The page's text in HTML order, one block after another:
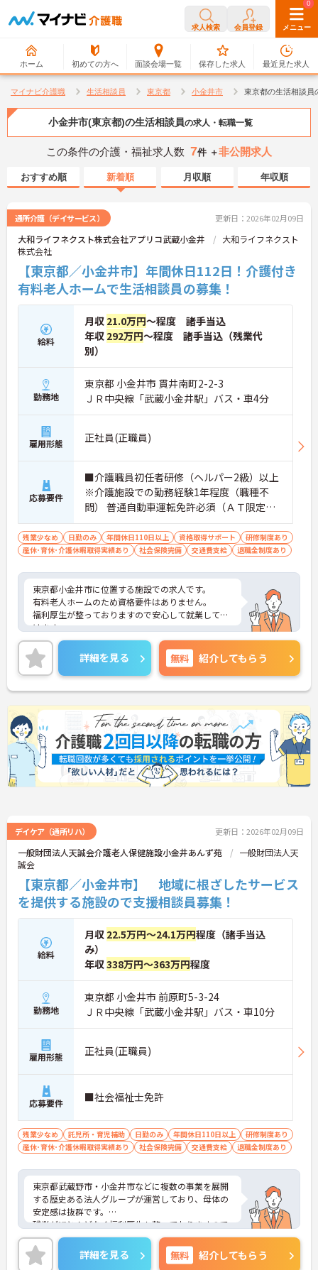
求人検索 会員登録 メニュー
ホーム 初めての方へ 面談会場一覧
0
保存した求人
0
最近見た求人
マイナビ介護職 生活相談員 東京都 小金井市 東京都の生活相談員
小金井市(東京都)の生活相談員の求人・転職一覧
この条件の介護・福祉求人数 7件 ＋非公開求人
おすすめ順 新着順 月収順 年収順
通所介護（デイサービス） 更新日：2026年02月09日
大和ライフネクスト株式会社アプリコ武蔵小金井
大和ライフネクスト
株式会社
【東京都／小金井市】年間休日112日！介護付き
有料老人ホームで生活相談員の募集！
給料
月収 21.0万円～程度 諸手当込
年収 292万円～程度 諸手当込（残業代
別）
勤務地
東京都 小金井市 貫井南町2-2-3
ＪＲ中央線「武蔵小金井駅」バス・車4分
雇用形態 正社員(正職員)
応募要件
■介護職員初任者研修（ヘルパー2級）以上
※介護施設での勤務経験1年程度（職種不
問） 普通自動車運転免許必須（ＡＴ限定
可）
残業少なめ 日勤のみ 年間休日110日以上 資格取得サポート
研修制度あり
産休･育休･介護休暇取得実績あり
社会保険完備 交通費支給 退職金制度あり
東京都小金井市に位置する施設での求人です。
有料老人ホームのため資格要件はありません。
福利厚生が整っておりますので安心して就業して頂
けます。
ご興味のある方は面接ポイントなどをお伝えします
ので、お気軽にお問い合わせください。
詳細を見る 無料 紹介してもらう
デイケア（通所リハ） 更新日：2026年02月09日
一般財団法人天誠会介護老人保健施設小金井あんず苑
一般財団法人天
誠会
【東京都／小金井市】 地域に根ざしたサービス
を提供する施設ので支援相談員募集！
給料
月収 22.5万円～24.1万円程度（諸手当込
み）
年収338万円～363万円程度
勤務地
東京都 小金井市 前原町5-3-24
ＪＲ中央線「武蔵小金井駅」バス・車10分
雇用形態 正社員(正職員)
応募要件 ■社会福祉士免許
残業少なめ 託児所・育児補助 日勤のみ 年間休日110日以上
研修制度あり
産休･育休･介護休暇取得実績あり
社会保険完備 交通費支給 退職金制度あり
東京都武蔵野市・小金井市などに複数の事業を展開
する歴史ある法人グループが運営しており、母体の
安定感は抜群です。
残業がほとんどなく福利厚生も整っておりますので
安心して就業していただけます。
ご興味のある方はお気軽にお問い合わせ下さいま
せ。
詳細を見る 無料 紹介してもらう